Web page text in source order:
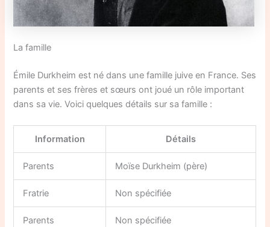
La famille
Émile Durkheim est né dans une famille juive en France. Ses
parents et ses frères et sœurs ont joué un rôle important
dans sa vie. Voici quelques détails sur sa famille :
Information Détails
Parents Moïse Durkheim (père)
Fratrie Non spécifiée
Parents Non spécifiée